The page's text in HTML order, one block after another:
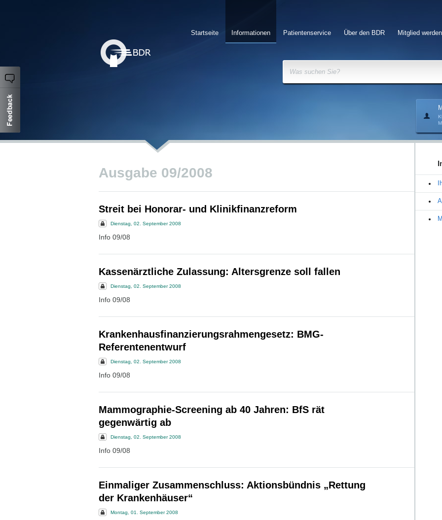
Mitglied werden
Über den BDR
Patientenservice
Informationen
Startseite
Was suchen Sie?
Ausgabe 09/2008
Streit bei Honorar- und Klinikfinanzreform
Dienstag, 02. September 2008
Info 09/08
Kassenärztliche Zulassung: Altersgrenze soll fallen
Dienstag, 02. September 2008
Info 09/08
Krankenhausfinanzierungsrahmengesetz: BMG-
Referentenentwurf
Dienstag, 02. September 2008
Info 09/08
Mammographie-Screening ab 40 Jahren: BfS rät
gegenwärtig ab
Dienstag, 02. September 2008
Info 09/08
Einmaliger Zusammenschluss: Aktionsbündnis „Rettung
der Krankenhäuser“
Montag, 01. September 2008